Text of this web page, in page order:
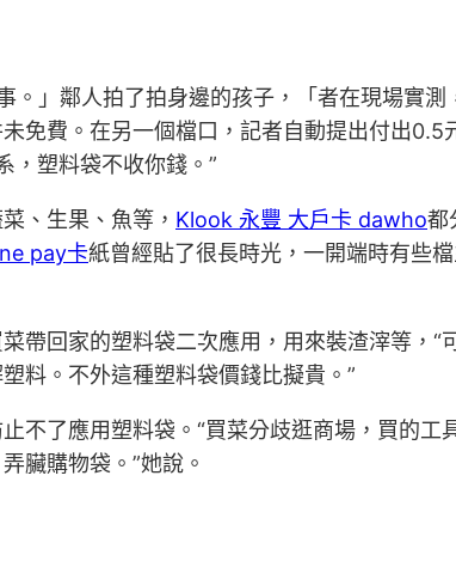
」鄰人拍了拍身邊的孩子，「者在現場實測
免費。在另一個檔口，記者自動提出付出0.5
，塑料袋不收你錢。”
、生果、魚等， Klook 永豐 大戶卡 dawho都
pay卡紙曾經貼了很長時光，一開端時有些
帶回家的塑料袋二次應用，用來裝渣滓等，
料。不外這種塑料袋價錢比擬貴。”
不了應用塑料袋。“買菜分歧逛商場，買的工
臟購物袋。”她說。